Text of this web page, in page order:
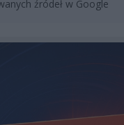
źródeł w Google